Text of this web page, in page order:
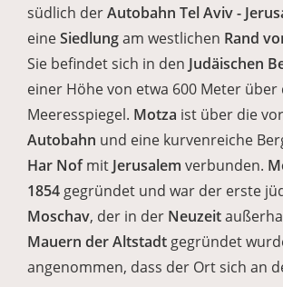
südlich derAutobahn Tel Aviv -
eineSiedlungam westlichen Rand
Sie befindet sich in den Judäischen
einer Höhe von etwa 600 Meter über
Meeresspiegel. Motza ist über die
Autobahn und eine kurvenreiche
Har Nofmit Jerusalem verbunden.
1854 gegründet und war der erste
Moschav, der in der Neuzeit
Mauern der Altstadt gegründet
angenommen, dass der Ort sich an